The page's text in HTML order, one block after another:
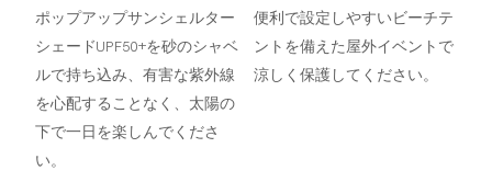
ポップアップサンシェルター
シェードUPF50+を砂のシャベ
ルで持ち込み、有害な紫外線
を心配することなく、太陽の
下で一日を楽しんでくださ
い。
便利で設定しやすいビーチテ
ントを備えた屋外イベントで
涼しく保護してください。